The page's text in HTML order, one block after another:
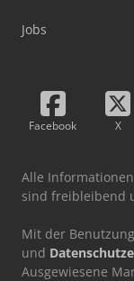
Jobs
Facebook X
Alle
sind freibleibend
Mit der
und
Ausgewiesene